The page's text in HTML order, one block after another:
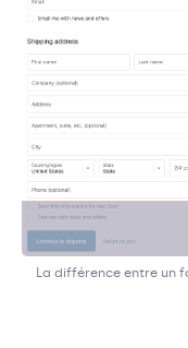
La différence entre un